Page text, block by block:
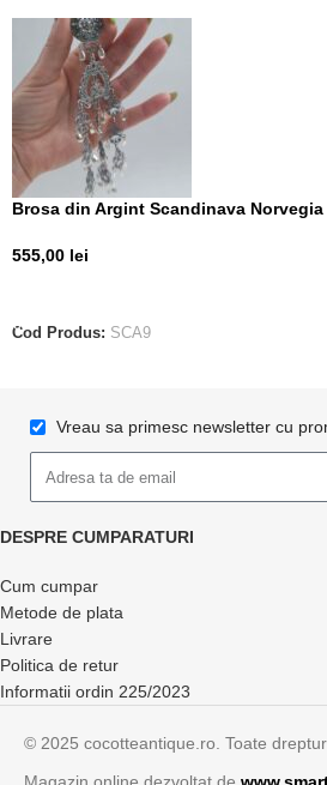
Brosa din Argint Scandinava Norvegia
555,00 lei
Cod Produs: SCA9
Vreau sa primesc newsletter cu
DESPRE CUMPARATURI
Cum cumpar
Metode de plata
Livrare
Politica de retur
Informatii ordin 225/2023
© 2025 cocotteantique.ro. Toate